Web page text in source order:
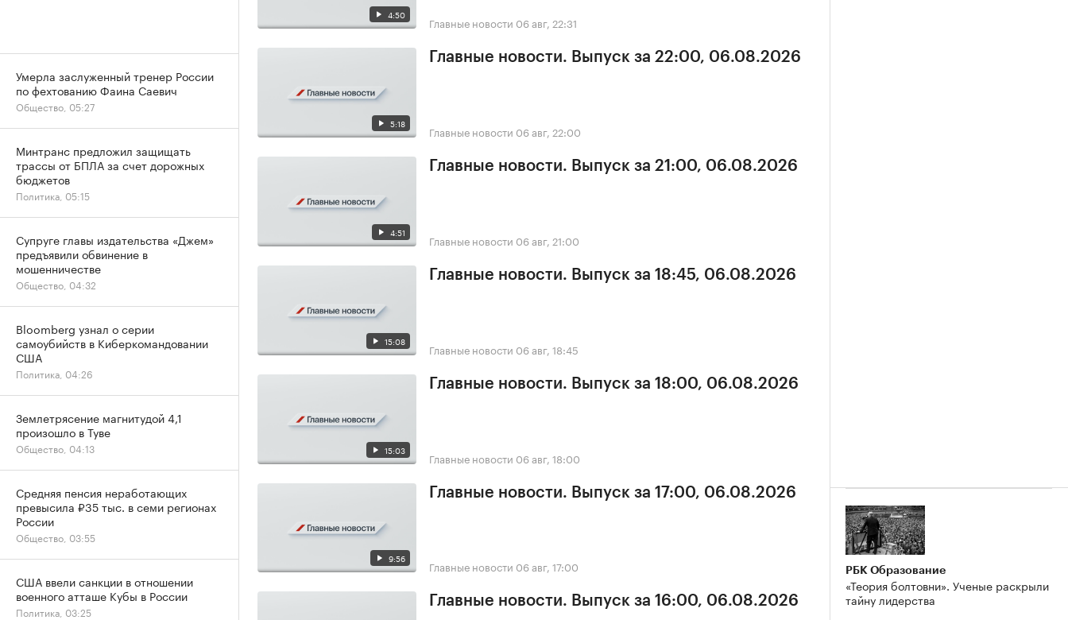
4:50 Главные новости 06 авг, 22:31
5:18
Главные новости. Выпуск за 22:00, 06.08.2026
Главные новости 06 авг, 22:00
4:51
Главные новости. Выпуск за 21:00, 06.08.2026
Главные новости 06 авг, 21:00
15:08
Главные новости. Выпуск за 18:45, 06.08.2026
Главные новости 06 авг, 18:45
15:03
Главные новости. Выпуск за 18:00, 06.08.2026
Главные новости 06 авг, 18:00
9:56
Главные новости. Выпуск за 17:00, 06.08.2026
Главные новости 06 авг, 17:00
Главные новости. Выпуск за 16:00, 06.08.2026
РБК Образование
«Теория болтовни». Ученые раскрыли
тайну лидерства
Умерла заслуженный тренер России
по фехтованию Фаина Саевич
Общество, 05:27
Минтранс предложил защищать
трассы от БПЛА за счет дорожных
бюджетов
Политика, 05:15
Супруге главы издательства «Джем»
предъявили обвинение в
мошенничестве
Общество, 04:32
Bloomberg узнал о серии
самоубийств в Киберкомандовании
США
Политика, 04:26
Землетрясение магнитудой 4,1
произошло в Туве
Общество, 04:13
Средняя пенсия неработающих
превысила ₽35 тыс. в семи регионах
России
Общество, 03:55
США ввели санкции в отношении
военного атташе Кубы в России
Политика, 03:25